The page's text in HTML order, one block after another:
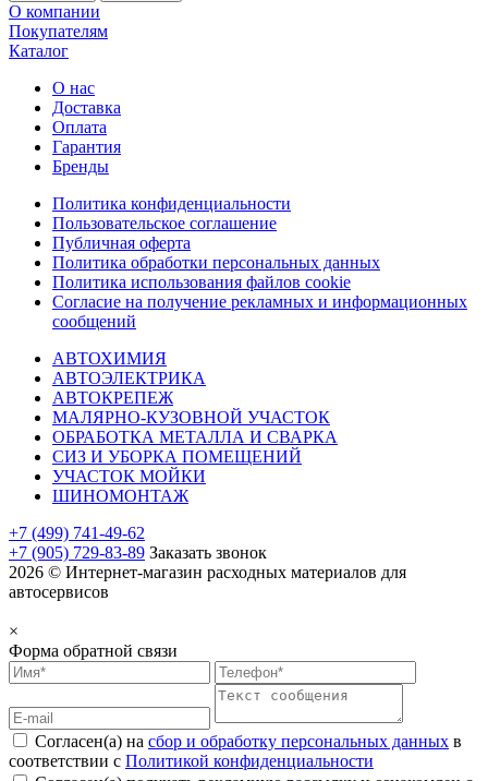
О компании
Покупателям
Каталог
О нас
Доставка
Оплата
Гарантия
Бренды
Политика конфиденциальности
Пользовательское соглашение
Публичная оферта
Политика обработки персональных данных
Политика использования файлов cookie
Согласие на получение рекламных и информационных
сообщений
АВТОХИМИЯ
АВТОЭЛЕКТРИКА
АВТОКРЕПЕЖ
МАЛЯРНО-КУЗОВНОЙ УЧАСТОК
ОБРАБОТКА МЕТАЛЛА И СВАРКА
СИЗ И УБОРКА ПОМЕЩЕНИЙ
УЧАСТОК МОЙКИ
ШИНОМОНТАЖ
+7 (499) 741-49-62
+7 (905) 729-83-89 Заказать звонок
2026 © Интернет-магазин расходных материалов для
автосервисов
×
Форма обратной связи
Согласен(а) на сбор и обработку персональных данных в
соответствии с Политикой конфиденциальности